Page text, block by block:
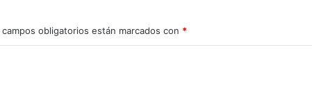
campos obligatorios están marcados con *